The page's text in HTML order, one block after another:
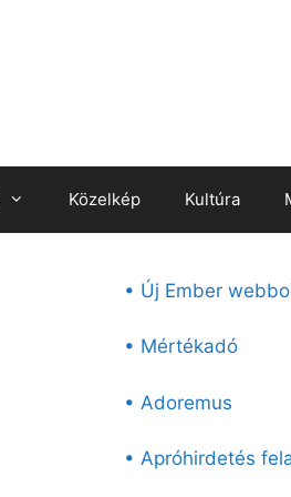
Közelkép Kultúra
• Új Ember
• Mértékadó
• Adoremus
• Apróhirdetés